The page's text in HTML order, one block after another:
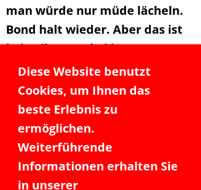
man würde nur müde lächeln.
Bond halt wieder. Aber das ist
kein Film. Merkel hat es genau
so gesagt und auch der
Wohltäter aller Nationen Bill
Gates hatte es nebenbei in der
ARD erwähnt, ohne dass
irgendjemand einmal
nachgefragt hätte, ob im
Oberstübchen eigentlich noch
Diese Website benutzt
Cookies, um Ihnen das
beste Erlebnis zu
ermöglichen.
Weiterführende
Informationen erhalten Sie
in unserer